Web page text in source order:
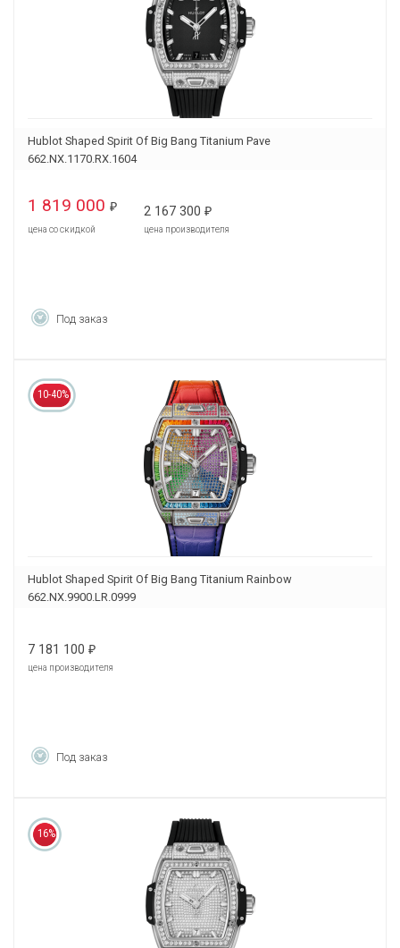
Hublot Shaped Spirit Of Big Bang Titanium Pave
662.NX.1170.RX.1604
1 819 000 ₽
цена со скидкой
2 167 300 ₽
цена производителя
Под заказ
10-40%
Hublot Shaped Spirit Of Big Bang Titanium Rainbow
662.NX.9900.LR.0999
7 181 100 ₽
цена производителя
Под заказ
16%